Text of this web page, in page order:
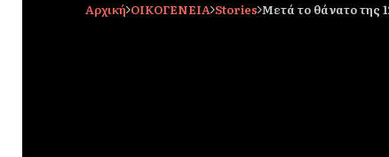
Αρχική ΟΙΚΟΓΕΝΕΙΑ Stories Μετά το θάνατο της